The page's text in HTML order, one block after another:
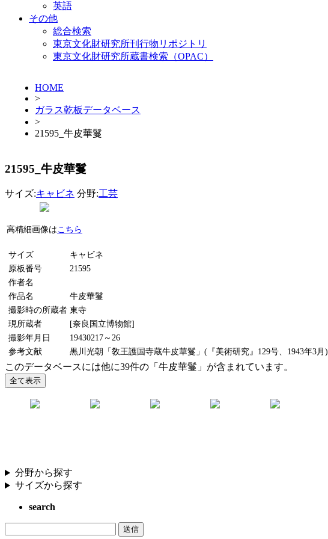
英語
その他
総合検索
東京文化財研究所刊行物リポジトリ
東京文化財研究所蔵書検索（OPAC）
HOME
>
ガラス乾板データベース
>
21595_牛皮華鬘
21595_牛皮華鬘
サイズ:キャビネ 分野:工芸
高精細画像はこちら
サイズ
キャビネ
原板番号
21595
作者名
作品名
牛皮華鬘
撮影時の所蔵者 東寺
現所蔵者
[奈良国立博物館]
撮影年月日
19430217～26
参考文献
黒川光朝「敎王護国寺蔵牛皮華鬘」(『美術研究』129号、1943年3月)
このデータベースには他に39件の「牛皮華鬘」が含まれています。
分野から探す
サイズから探す
search